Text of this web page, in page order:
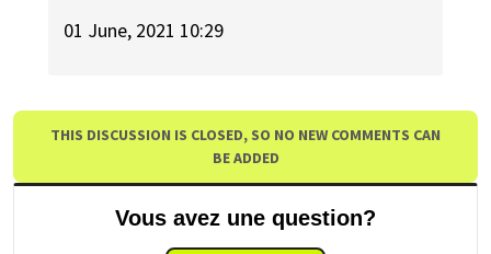
01 June, 2021 10:29
THIS DISCUSSION IS CLOSED, SO NO NEW COMMENTS CAN
BE ADDED
Vous avez une question?